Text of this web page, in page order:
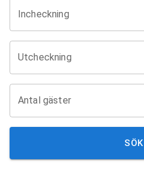
Incheckning
Utcheckning
Antal gäster
SÖK